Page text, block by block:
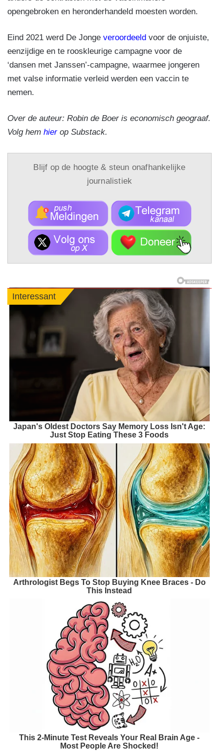
opengebroken en heronderhandeld moesten worden.
Eind 2021 werd De Jonge veroordeeld voor de onjuiste,
eenzijdige en te rooskleurige campagne voor de
‘dansen met Janssen’-campagne, waarmee jongeren
met valse informatie verleid werden een vaccin te
nemen.
Over de auteur: Robin de Boer is economisch geograaf.
Volg hem hierop Substack.
Blijf op de hoogte & steun onafhankelijke
journalistiek
Interessant
Japan's Oldest Doctors Say Memory Loss Isn't Age:
Just Stop Eating These 3 Foods
Arthrologist Begs To Stop Buying Knee Braces - Do
This Instead
This 2-Minute Test Reveals Your Real Brain Age -
Most People Are Shocked!